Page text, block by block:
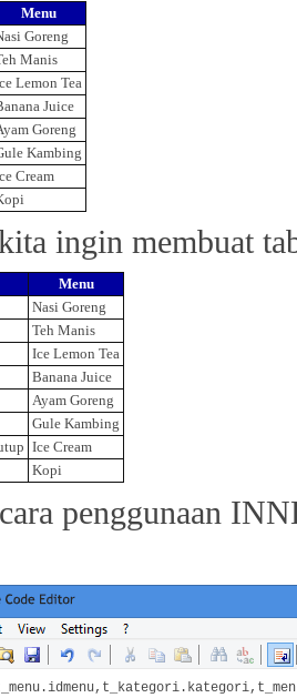
Menu
Goreng
Manis
Lemon Tea
Juice
Goreng
Kambing
Cream
ingin membuat
Menu
Nasi Goreng
Teh Manis
Ice Lemon Tea
Banana Juice
Ayam Goreng
Gule Kambing
Ice Cream
Kopi
penggunaan